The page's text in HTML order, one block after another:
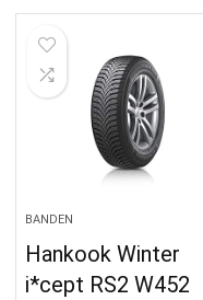
BANDEN
Hankook Winter
i*cept RS2 W452